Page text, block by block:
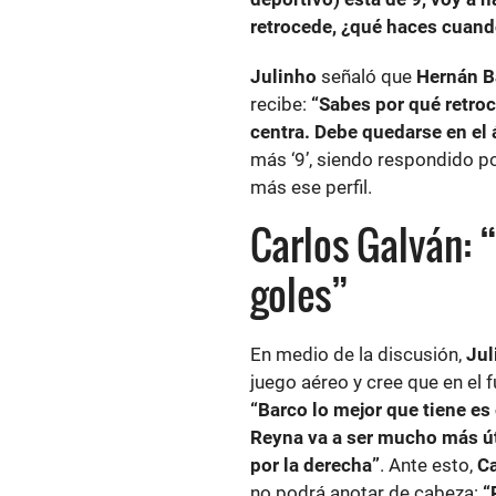
retrocede, ¿qué haces
Julinho señaló que Hernán
recibe: “Sabes por qué
centra. Debe quedarse en el
más ‘9’, siendo respondido
más ese perfil.
Carlos Galván:
goles”
En medio de la discusión,
juego aéreo y cree que en el
“Barco lo mejor que tiene
Reyna va a ser mucho más
por la derecha”. Ante esto,